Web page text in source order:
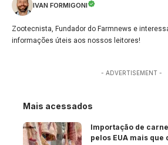
IVAN FORMIGONI
Zootecnista, Fundador do Farmnews e
informações úteis aos nossos leitores!
- ADVERTISEMENT -
Mais acessados
Importação de
pelos EUA mais